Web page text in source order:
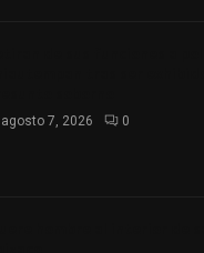
agosto 7, 2026 0